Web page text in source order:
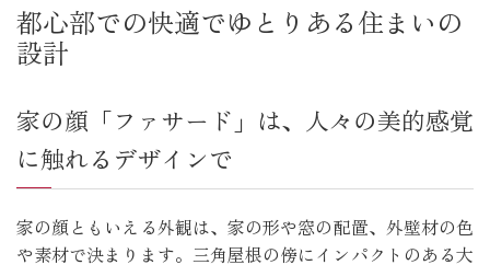
都心部での快適でゆとりある住まいの
設計
家の顔「ファサード」は、人々の美的感覚
に触れるデザインで
家の顔ともいえる外観は、家の形や窓の配置、外壁材の色
や素材で決まります。三角屋根の傍にインパクトのある大